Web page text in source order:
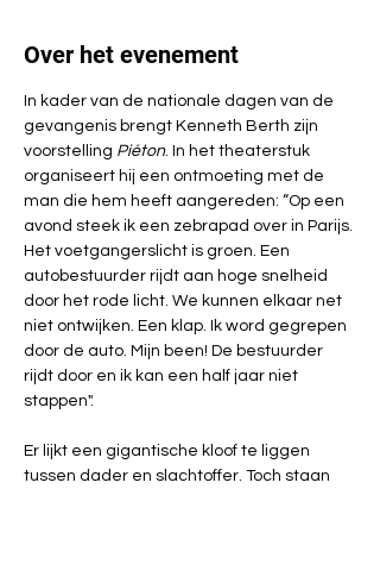
Over het evenement
In kader van de nationale dagen van de
gevangenis brengt Kenneth Berth zijn
voorstelling Piéton. In het theaterstuk
organiseert hij een ontmoeting met de
man die hem heeft aangereden: “Op een
avond steek ik een zebrapad over in Parijs.
Het voetgangerslicht is groen. Een
autobestuurder rijdt aan hoge snelheid
door het rode licht. We kunnen elkaar net
niet ontwijken. Een klap. Ik word gegrepen
door de auto. Mijn been! De bestuurder
rijdt door en ik kan een half jaar niet
stappen".
Er lijkt een gigantische kloof te liggen
tussen dader en slachtoffer. Toch staan